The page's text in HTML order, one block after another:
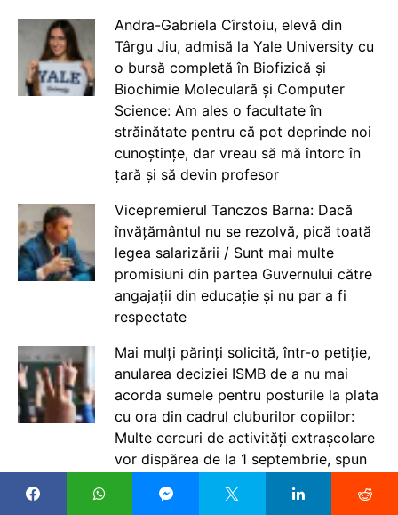
Andra-Gabriela Cîrstoiu, elevă din
Târgu Jiu, admisă la Yale University cu
o bursă completă în Biofizică și
Biochimie Moleculară și Computer
Science: Am ales o facultate în
străinătate pentru că pot deprinde noi
cunoștințe, dar vreau să mă întorc în
țară și să devin profesor
Vicepremierul Tanczos Barna: Dacă
învățământul nu se rezolvă, pică toată
legea salarizării / Sunt mai multe
promisiuni din partea Guvernului către
angajații din educație și nu par a fi
respectate
Mai mulți părinți solicită, într-o petiție,
anularea deciziei ISMB de a nu mai
acorda sumele pentru posturile la plata
cu ora din cadrul cluburilor copiilor:
Multe cercuri de activități extrașcolare
vor dispărea de la 1 septembrie, spun